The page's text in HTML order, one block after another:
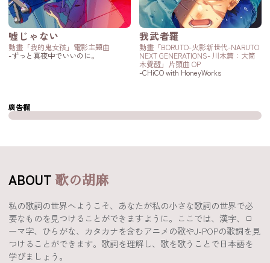
嘘じゃない
動畫「我的鬼女孩」電影主題曲
-ずっと真夜中でいいのに。
我武者羅
動畫「BORUTO-火影新世代-NARUTO
NEXT GENERATIONS- 川木篇：大筒
木覺醒」片頭曲 OP
-CHiCO with HoneyWorks
廣告欄
ABOUT歌の胡麻
私の歌詞の世界へようこそ、あなたが私の小さな歌詞の世界で必
要なものを見つけることができますように。ここでは、漢字、ロ
ーマ字、ひらがな、カタカナを含むアニメの歌やJ-POPの歌詞を見
つけることができます。歌詞を理解し、歌を歌うことで日本語を
学びましょう。